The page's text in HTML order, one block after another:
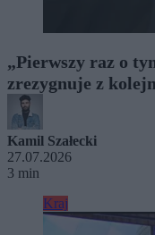
„Pierwszy raz o
zrezygnuje z
Kamil Szałecki
27.07.2026
3 min
Kraj